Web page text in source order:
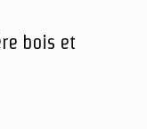
bois et